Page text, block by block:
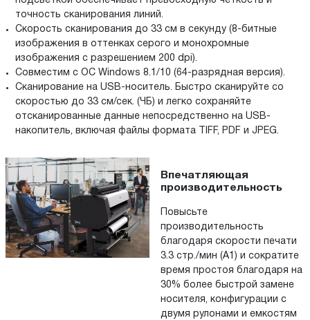
точность сканирования линий.
Скорость сканирования до 33 см в секунду (8-битные
изображения в оттенках серого и монохромные
изображения с разрешением 200 dpi).
Совместим с ОС Windows 8.1/10 (64-разрядная версия).
Сканирование на USB-носитель. Быстро сканируйте со
скоростью до 33 см/сек. (ЧБ) и легко сохраняйте
отсканированные данные непосредственно на USB-
накопитель, включая файлы формата TIFF, PDF и JPEG.
Впечатляющая
производительность
Повысьте
производительность
благодаря скорости печати
3.3 стр./мин (A1) и сократите
время простоя благодаря на
30% более быстрой замене
носителя, конфигурации с
двумя рулонами и емкостям